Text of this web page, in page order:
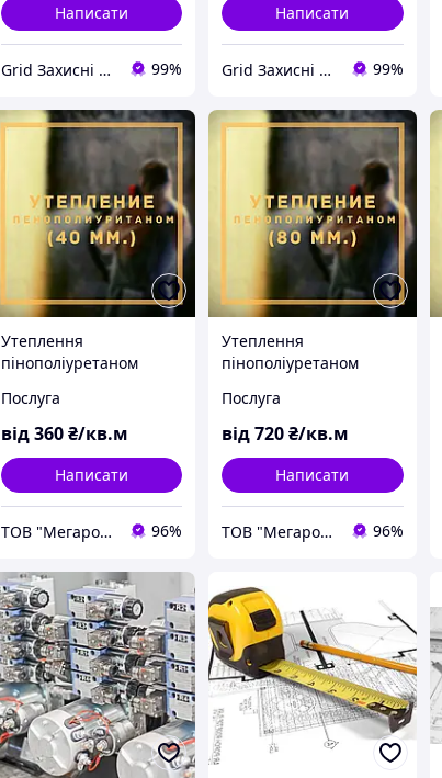
Написати
Grid Захисні металовироби 99%
Написати
Grid Захисні металовироби 99%
Утеплення
пінополіуретаном
Послуга
від360₴/кв.м
Написати
ТОВ "Мегарост" 96%
Утеплення
пінополіуретаном
Послуга
від720₴/кв.м
Написати
ТОВ "Мегарост" 96%